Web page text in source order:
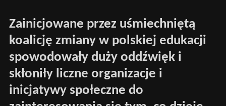
Zainicjowane przez uśmiechniętą
koalicję zmiany w polskiej edukacji
spowodowały duży oddźwięk i
skłoniły liczne organizacje i
inicjatywy społeczne do